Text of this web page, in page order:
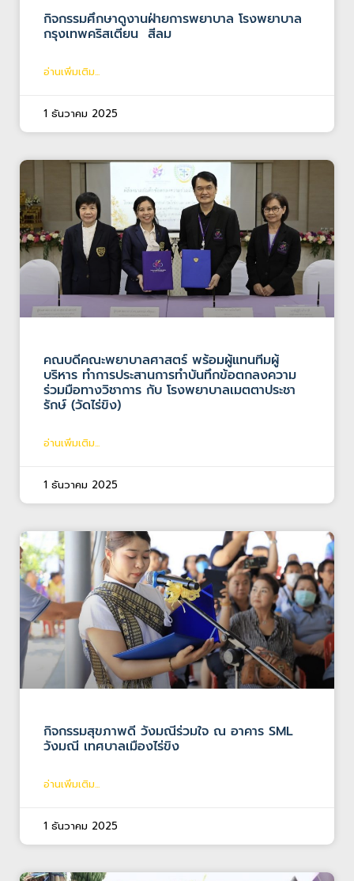
กิจกรรมศึกษาดูงานฝ่ายการพยาบาล โรงพยาบาล
กรุงเทพคริสเตียน สีลม
อ่านเพิ่มเติม...
1 ธันวาคม 2025
คณบดีคณะพยาบาลศาสตร์ พร้อมผู้แทนทีมผู้
บริหาร ทำการประสานการทำบันทึกข้อตกลงความ
ร่วมมือทางวิชาการ กับ โรงพยาบาลเมตตาประชา
รักษ์ (วัดไร่ขิง)
อ่านเพิ่มเติม...
1 ธันวาคม 2025
กิจกรรมสุขภาพดี วังมณีร่วมใจ ณ อาคาร SML
วังมณี เทศบาลเมืองไร่ขิง
อ่านเพิ่มเติม...
1 ธันวาคม 2025